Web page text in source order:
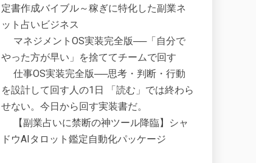
定書作成バイブル～稼ぎに特化した副業ネ
ット占いビジネス
マネジメントOS実装完全版──「自分で
やった方が早い」を捨ててチームで回す
仕事OS実装完全版──思考・判断・行動
を設計して回す人の1日 「読む」では終わら
せない。今日から回す実装書だ。
【副業占いに禁断の神ツール降臨】シャ
ドウAIタロット鑑定自動化パッケージ